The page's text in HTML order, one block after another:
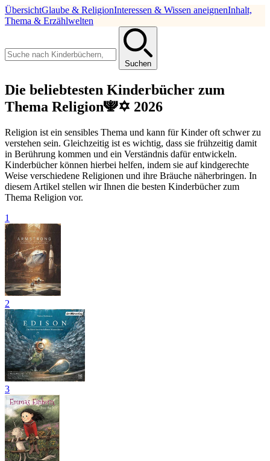
ÜbersichtGlaube & ReligionInteressen & Wissen aneignenInhalt,
Thema & Erzählwelten
Suchen
Die beliebtesten Kinderbücher zum
Thema Religion🕎✡ 2026
Religion ist ein sensibles Thema und kann für Kinder oft schwer zu
verstehen sein. Gleichzeitig ist es wichtig, dass sie frühzeitig damit
in Berührung kommen und ein Verständnis dafür entwickeln.
Kinderbücher können hierbei helfen, indem sie auf kindgerechte
Weise verschiedene Religionen und ihre Bräuche näherbringen. In
diesem Artikel stellen wir Ihnen die besten Kinderbücher zum
Thema Religion vor.
1
2
3